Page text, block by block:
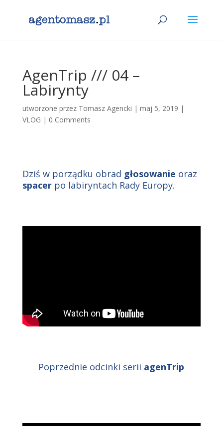
AgenTrip /// 04 –
Labirynty
utworzone przez Tomasz Agencki | maj 5, 2019 |
VLOG | 0 Comments
Dziś w porządku obrad głosowanie oraz
spacerpo labiryntach Rady Europy.
Poprzednie odcinki serii agenTrip